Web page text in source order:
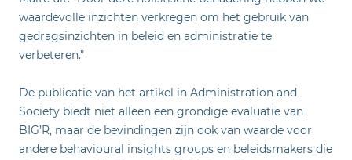
waardevolle inzichten verkregen om het gebruik van
gedragsinzichten in beleid en administratie te
verbeteren."
De publicatie van het artikel in Administration and
Society biedt niet alleen een grondige evaluatie van
BIG’R, maar de bevindingen zijn ook van waarde voor
andere behavioural insights groups en beleidsmakers die